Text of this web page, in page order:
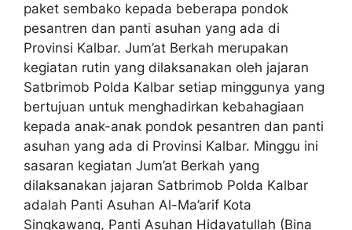
paket sembako kepada beberapa pondok
pesantren dan panti asuhan yang ada di
Provinsi Kalbar. Jum’at Berkah merupakan
kegiatan rutin yang dilaksanakan oleh jajaran
Satbrimob Polda Kalbar setiap minggunya yang
bertujuan untuk menghadirkan kebahagiaan
kepada anak-anak pondok pesantren dan panti
asuhan yang ada di Provinsi Kalbar. Minggu ini
sasaran kegiatan Jum’at Berkah yang
dilaksanakan jajaran Satbrimob Polda Kalbar
adalah Panti Asuhan Al-Ma’arif Kota
Singkawang, Panti Asuhan Hidayatullah (Bina